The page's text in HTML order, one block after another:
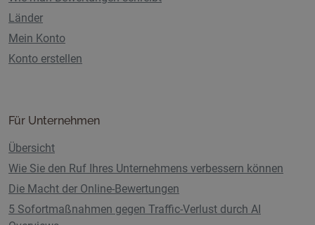
Länder
Mein Konto
Konto erstellen
Für Unternehmen
Übersicht
Wie Sie den Ruf Ihres Unternehmens verbessern können
Die Macht der Online-Bewertungen
5 Sofortmaßnahmen gegen Traffic-Verlust durch AI